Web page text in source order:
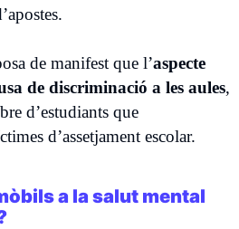
de manifest que l’aspecte
de discriminació a les aules,
d’estudiants que
d’assetjament escolar.
a la salut mental